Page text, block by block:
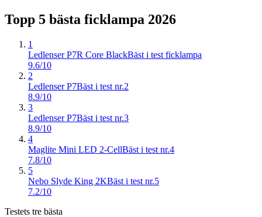
Topp 5 bästa ficklampa 2026
1
Ledlenser P7R Core BlackBäst i test ficklampa
9.6/10
2
Ledlenser P7Bäst i test nr.2
8.9/10
3
Ledlenser P7Bäst i test nr.3
8.9/10
4
Maglite Mini LED 2-CellBäst i test nr.4
7.8/10
5
Nebo Slyde King 2KBäst i test nr.5
7.2/10
Testets tre bästa